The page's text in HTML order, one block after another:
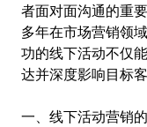
者面对面沟通的重
多年在市场营销领
功的线下活动不仅
达并深度影响目标客
一、线下活动营销